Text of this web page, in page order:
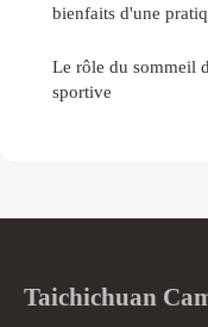
bienfaits d'une
Le rôle du sommeil
sportive
Taichichuan